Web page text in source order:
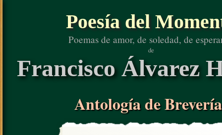
Poesía del
Poemas de amor, de soledad, de
de
Francisco Álvarez
Antología de